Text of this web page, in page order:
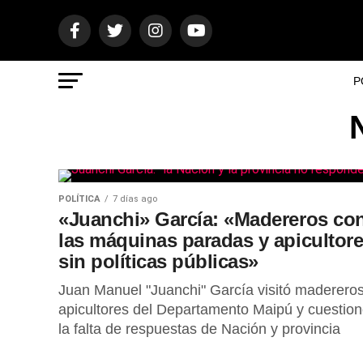
POLÍTICA 7 días ago
«Juanchi» García: «Madereros
las máquinas paradas y
sin políticas públicas»
Juan Manuel "Juanchi" García visitó
apicultores del Departamento Maipú y
la falta de respuestas de Nación y provincia